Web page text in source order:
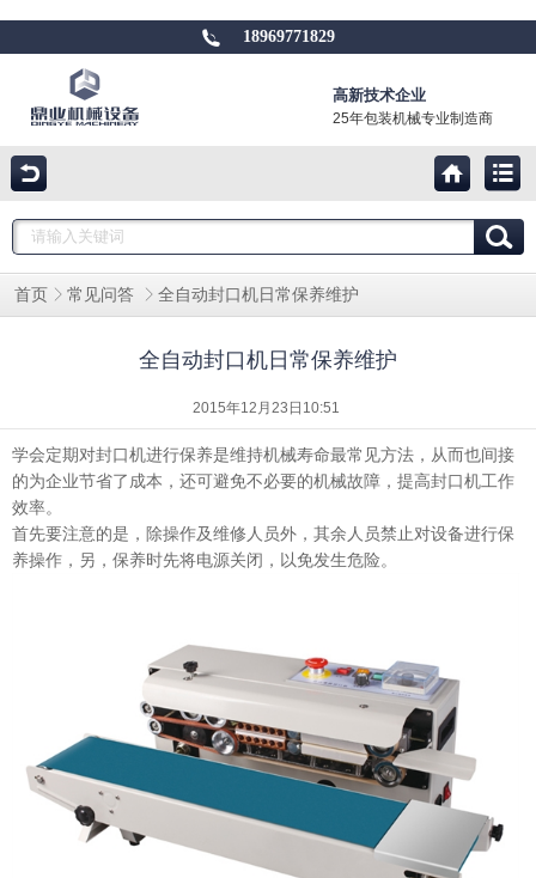
18969771829
高新技术企业
25年包装机械专业制造商
首页 常见问答 全自动封口机日常保养维护
全自动封口机日常保养维护
2015年12月23日10:51
学会定期对封口机进行保养是维持机械寿命最常见方法，从而也间接
的为企业节省了成本，还可避免不必要的机械故障，提高封口机工作
效率。
首先要注意的是，除操作及维修人员外，其余人员禁止对设备进行保
养操作，另，保养时先将电源关闭，以免发生危险。